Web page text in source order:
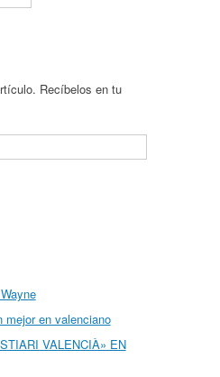
Recíbelos en tu
mejor en valenciano
VALENCIÀ» EN